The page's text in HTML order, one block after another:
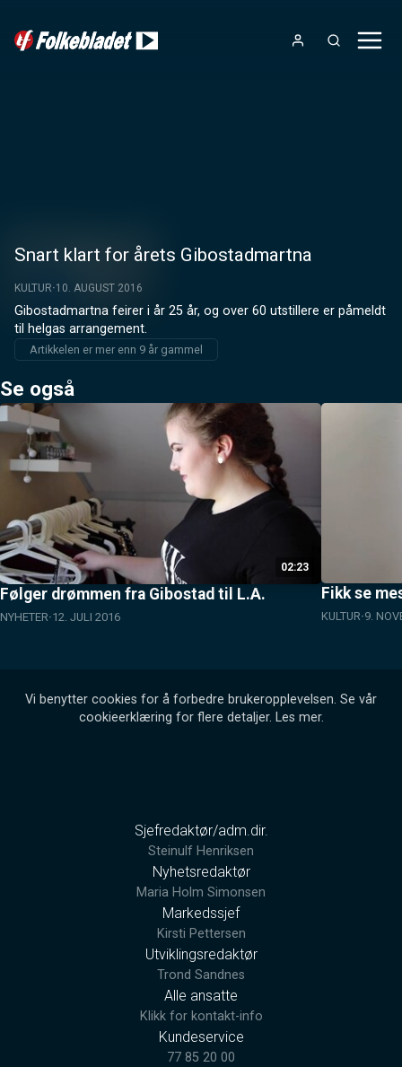
Snart klart for årets Gibostadmartna
KULTUR 10. AUGUST 2016
Gibostadmartna feirer i år 25 år, og over 60 utstillere er påmeldt
til helgas arrangement.
Artikkelen er mer enn 9 år gammel
Se også
02:23
Følger drømmen fra Gibostad til L.A.
NYHETER 12. JULI 2016
Fikk se
KULTUR 9.
Vi benytter cookies for å forbedre brukeropplevelsen. Se vår
cookieerklæring for flere detaljer. Les mer.
Sjefredaktør/adm.dir.
Steinulf Henriksen
Nyhetsredaktør
Maria Holm Simonsen
Markedssjef
Kirsti Pettersen
Utviklingsredaktør
Trond Sandnes
Alle ansatte
Klikk for kontakt-info
Kundeservice
77 85 20 00